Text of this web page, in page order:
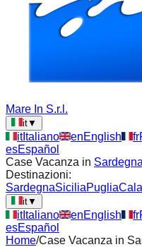
Mare In S.r.l.
it▼
itItaliano enEnglish fr
esEspañol
Case Vacanza in Sardegna
Destinazioni:
SardegnaSiciliaPuglia
it▼
itItaliano enEnglish fr
esEspañol
Home/Case Vacanza in